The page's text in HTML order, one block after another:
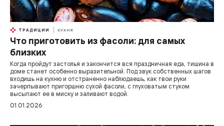
ТРАДИЦИИ КУХНЯ
Что приготовить из фасоли: для самых
близких
Когда пройдут застолья и закончится вся праздничная еда, тишина в
доме станет особенно выразительной. Под звук собственных шагов
входишь на кухню и отстраненно наблюдаешь, как твои руки
зачерпывают пригоршню сухой фасоли, с глуховатым стуком
высыпают ее в миску и заливают водой.
01.01.2026